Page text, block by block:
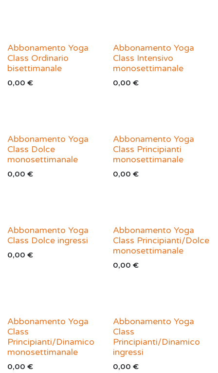
Abbonamento Yoga
Class Ordinario
bisettimanale
0,00 €
Abbonamento Yoga
Class Intensivo
monosettimanale
0,00 €
Abbonamento Yoga
Class Dolce
monosettimanale
0,00 €
Abbonamento Yoga
Class Principianti
monosettimanale
0,00 €
Abbonamento Yoga
Class Dolce ingressi
0,00 €
Abbonamento Yoga
Class Principianti/Dolce
monosettimanale
0,00 €
Abbonamento Yoga
Class
Principianti/Dinamico
monosettimanale
0,00 €
Abbonamento Yoga
Class
Principianti/Dinamico
ingressi
0,00 €